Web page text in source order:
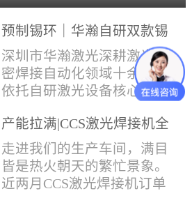
预制锡环｜华瀚自研双款锡
环机，实现焊点标准化量产
深圳市华瀚激光深耕激光精
密焊接自动化领域十余年，
依托自研激光设备核心技
环挤压成型机、多功能锡环
卷绕成型机，两套专业锡环
制备设备，预制标准化锡环
搭配激光定点熔锡工艺，从
产能拉满|CCS激光焊接机全
力量产冲刺
走进我们的生产车间，满目
皆是热火朝天的繁忙景象。
近两月CCS激光焊接机订单